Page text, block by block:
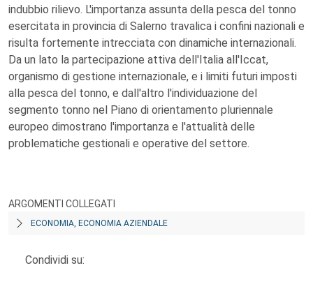
indubbio rilievo. L'importanza assunta della pesca del tonno
esercitata in provincia di Salerno travalica i confini nazionali e
risulta fortemente intrecciata con dinamiche internazionali.
Da un lato la partecipazione attiva dell'Italia all'Iccat,
organismo di gestione internazionale, e i limiti futuri imposti
alla pesca del tonno, e dall'altro l'individuazione del
segmento tonno nel Piano di orientamento pluriennale
europeo dimostrano l'importanza e l'attualità delle
problematiche gestionali e operative del settore.
ARGOMENTI COLLEGATI
ECONOMIA, ECONOMIA AZIENDALE
Condividi su: